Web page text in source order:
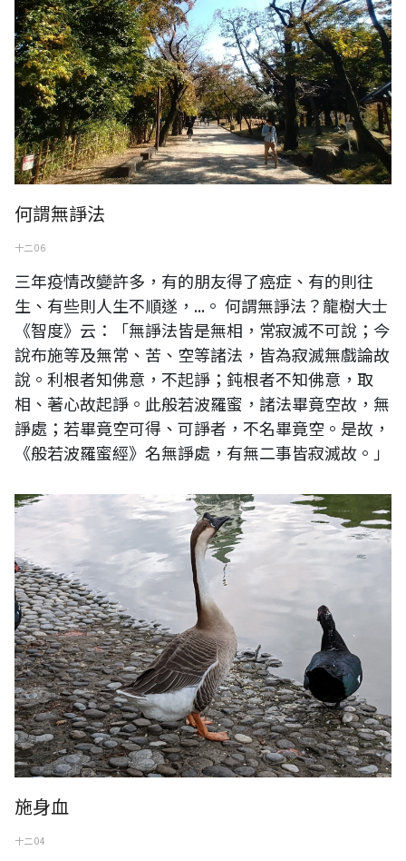
何謂無諍法
十二 06
三年疫情改變許多，有的朋友得了癌症、有的則往
生、有些則人生不順遂，...。 何謂無諍法？龍樹大士
《智度》云：「無諍法皆是無相，常寂滅不可說；今
說布施等及無常、苦、空等諸法，皆為寂滅無戲論故
說。利根者知佛意，不起諍；鈍根者不知佛意，取
相、著心故起諍。此般若波羅蜜，諸法畢竟空故，無
諍處；若畢竟空可得、可諍者，不名畢竟空。是故，
《般若波羅蜜經》名無諍處，有無二事皆寂滅故。」
施身血
十二 04